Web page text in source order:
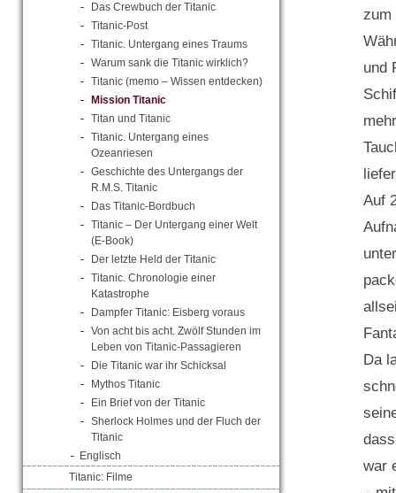
Das Crewbuch der Titanic
Titanic-Post
Titanic. Untergang eines Traums
Warum sank die Titanic wirklich?
Titanic (memo – Wissen entdecken)
Mission Titanic
Titan und Titanic
Titanic. Untergang eines
Ozeanriesen
Geschichte des Untergangs der
R.M.S. Titanic
Das Titanic-Bordbuch
Titanic – Der Untergang einer Welt
(E-Book)
Der letzte Held der Titanic
Titanic. Chronologie einer
Katastrophe
Dampfer Titanic: Eisberg voraus
Von acht bis acht. Zwölf Stunden im
Leben von Titanic-Passagieren
Die Titanic war ihr Schicksal
Mythos Titanic
Ein Brief von der Titanic
Sherlock Holmes und der Fluch der
Titanic
Englisch
Titanic: Filme
und
Auf
Da
war